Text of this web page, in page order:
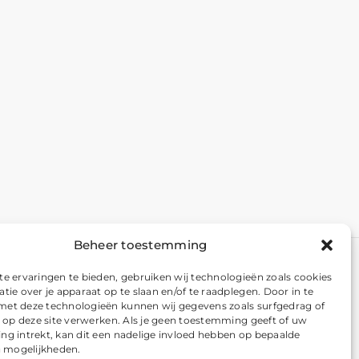
Beheer toestemming
ervaringen te bieden, gebruiken wij technologieën zoals cookies
over je apparaat op te slaan en/of te raadplegen. Door in te
deze technologieën kunnen wij gegevens zoals surfgedrag of
op deze site verwerken. Als je geen toestemming geeft of uw
intrekt, kan dit een nadelige invloed hebben op bepaalde
mogelijkheden.